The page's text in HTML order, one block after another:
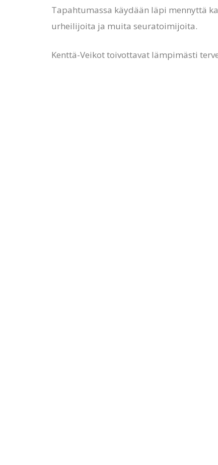
Tapahtumassa käydään läpi mennyttä
urheilijoita ja muita seuratoimijoita.
Kenttä-Veikot toivottavat lämpimästi